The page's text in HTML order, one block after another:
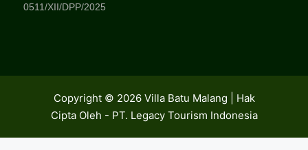
0511/XII/DPP/2025
Copyright © 2026 Villa Batu Malang | Hak
Cipta Oleh - PT. Legacy Tourism Indonesia